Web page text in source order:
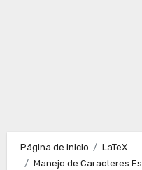
Página de inicio
LaTeX
Manejo de Caracteres